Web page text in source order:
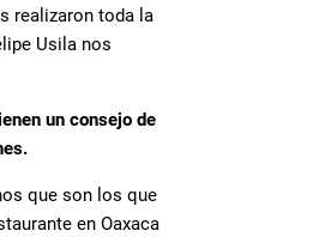
realizaron toda la
Usila nos
un consejo de
que son los que
en Oaxaca